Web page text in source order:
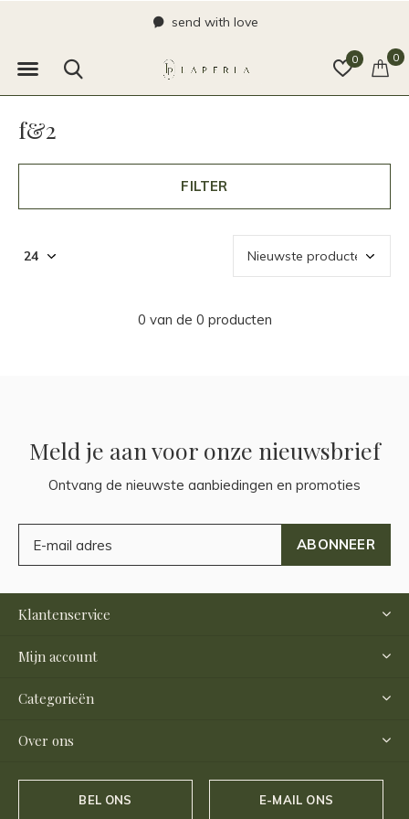
0 0
send with love
f&2
FILTER
0 van de 0 producten
Meld je aan voor onze nieuwsbrief
Ontvang de nieuwste aanbiedingen en promoties
ABONNEER
Klantenservice
Mijn account
Categorieën
Over ons
BEL ONS E-MAIL ONS